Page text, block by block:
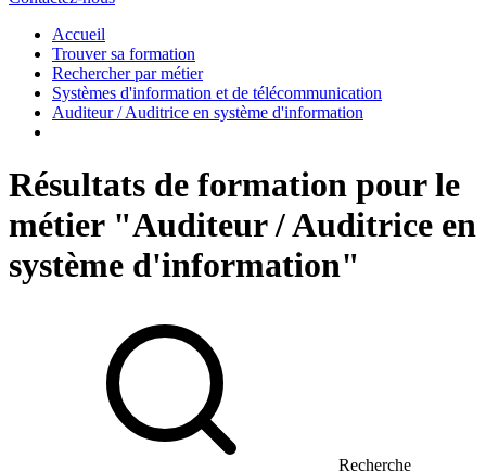
Accueil
Trouver sa formation
Rechercher par métier
Systèmes d'information et de télécommunication
Auditeur / Auditrice en système d'information
Résultats de formation pour le
métier "Auditeur / Auditrice en
système d'information"
Recherche